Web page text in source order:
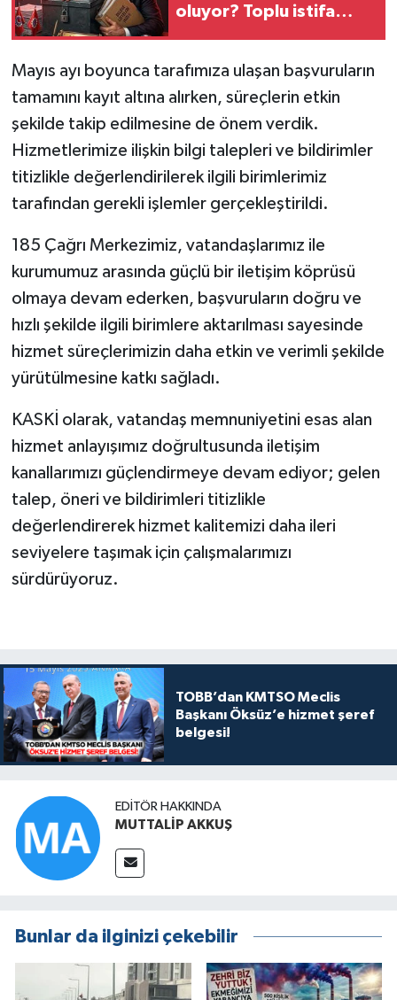
oluyor? Toplu istifa
huzursuzluk gündemde
Mayıs ayı boyunca tarafımıza ulaşan başvuruların
tamamını kayıt altına alırken, süreçlerin etkin
şekilde takip edilmesine de önem verdik.
Hizmetlerimize ilişkin bilgi talepleri ve bildirimler
titizlikle değerlendirilerek ilgili birimlerimiz
tarafından gerekli işlemler gerçekleştirildi.
185 Çağrı Merkezimiz, vatandaşlarımız ile
kurumumuz arasında güçlü bir iletişim köprüsü
olmaya devam ederken, başvuruların doğru ve
hızlı şekilde ilgili birimlere aktarılması sayesinde
hizmet süreçlerimizin daha etkin ve verimli şekilde
yürütülmesine katkı sağladı.
KASKİ olarak, vatandaş memnuniyetini esas alan
hizmet anlayışımız doğrultusunda iletişim
kanallarımızı güçlendirmeye devam ediyor; gelen
talep, öneri ve bildirimleri titizlikle
değerlendirerek hizmet kalitemizi daha ileri
seviyelere taşımak için çalışmalarımızı
sürdürüyoruz.​
TOBB’dan KMTSO Meclis
Başkanı Öksüz’e hizmet şeref
belgesi!
EDITÖR HAKKINDA
MUTTALİP AKKUŞ
Bunlar da ilginizi çekebilir